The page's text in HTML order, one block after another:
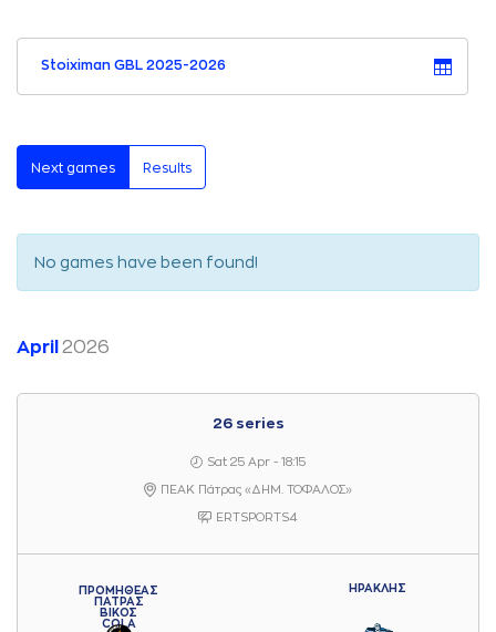
Stoiximan GBL 2025-2026
Next games Results
No games have been found!
April 2026
26 series
Sat 25 Apr - 18:15
ΠΕΑΚ Πάτρας «ΔΗΜ. ΤΟΦΑΛΟΣ»
ERTSPORTS4
ΠΡΟΜΗΘΕΑΣ
ΠΑΤΡΑΣ
ΒΙΚΟΣ
COLA
ΗΡΑΚΛΗΣ